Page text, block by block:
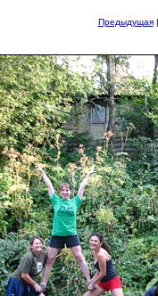
Предыдущая